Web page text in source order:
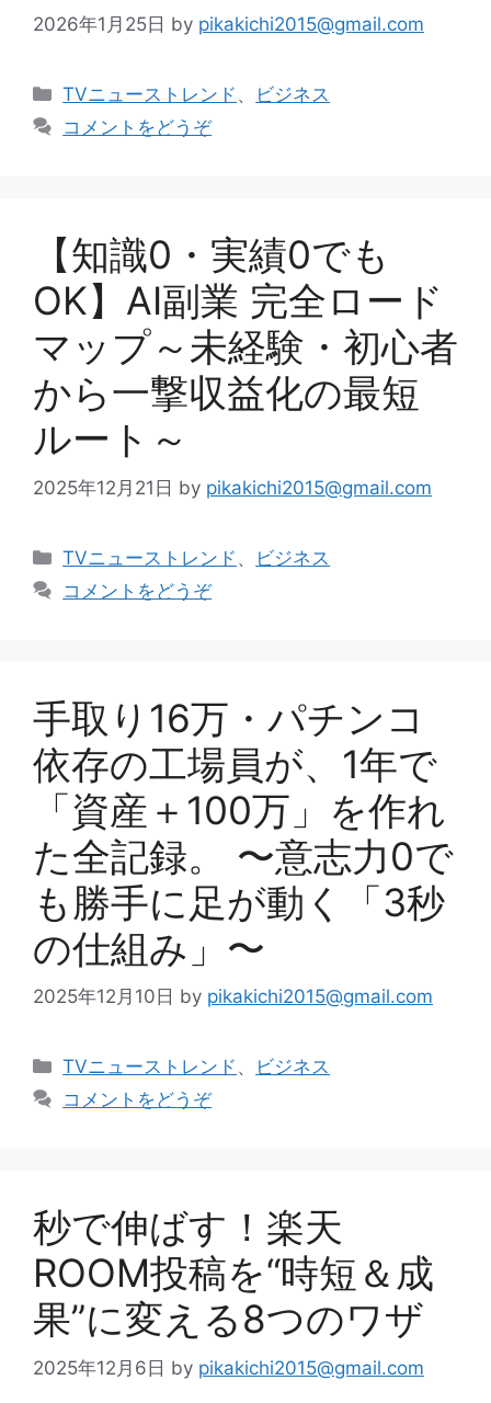
2026年1月25日 by pikakichi2015@gmail.com
カ
テ
TVニューストレンド 、
ビジネス
コメントをどうぞ
【知識0・実績0でも
OK】AI副業 完全ロード
マップ～未経験・初心者
から一撃収益化の最短
ルート～
2025年12月21日 by pikakichi2015@gmail.com
カ
TVニューストレンド 、
ビジネス
コメントをどうぞ
手取り16万・パチンコ
依存の工場員が、1年で
「資産＋100万」を作れ
た全記録。 〜意志力0で
も勝手に足が動く「3秒
の仕組み」〜
2025年12月10日 by pikakichi2015@gmail.com
カ
テ
TVニューストレンド 、
ビジネス
コメントをどうぞ
秒で伸ばす！楽天
ROOM投稿を“時短＆成
果”に変える8つのワザ
2025年12月6日 by pikakichi2015@gmail.com